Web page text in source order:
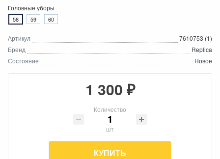
Головные уборы
58 59 60
Артикул
7610753 (1)
Бренд
Replica
Состояние
Новое
1 300 ₽
Количество
шт
КУПИТЬ